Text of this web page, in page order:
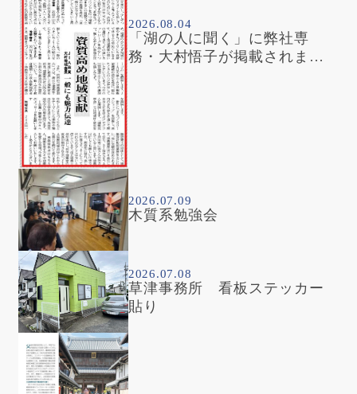
2026.08.04
「湖の人に聞く」に弊社専
務・大村悟子が掲載されまし
2026.07.09
木質系勉強会
2026.07.08
草津事務所 看板ステッカー
貼り